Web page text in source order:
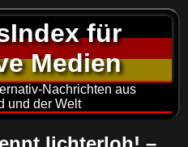
für
Medien
Nachrichten aus
und der Welt